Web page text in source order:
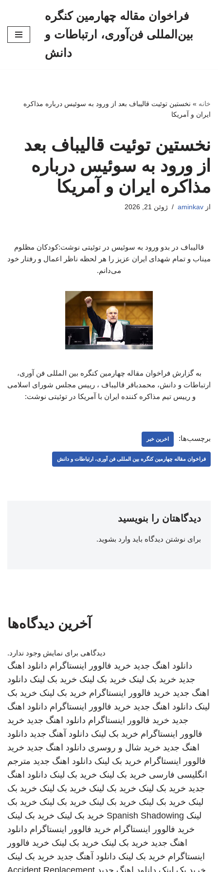
فراخوان مقاله چهارمین کنگره
بین‌المللی فن‌آوری، ارتباطات و
دانش
خانه » نخستین توئیت قالیباف بعد از ورود به سوئیس درباره مذاکره
ایران و آمریکا
نخستین توئیت قالیباف بعد
از ورود به سوئیس درباره
مذاکره ایران و آمریکا
از aminkav ژوئن 21, 2026
قالیباف در بدو ورود به سوئیس در توئیتی نوشت:کودکان مظلوم
میناب و تمام شهدای ایران عزیز را هر لحظه ناظر اعمال و رفتار خود
می‌دانم.
به گزارش فراخوان مقاله چهارمین کنگره بین المللی فن آوری،
ارتباطات و دانش، محمدباقر قالیباف ، رییس مجلس شورای اسلامی
و رییس تیم مذاکره کننده ایران با آمریکا در توئیتی نوشت:
برچسب‌ها: اخرین خبر
فراخوان مقاله چهارمین کنگره بین المللی فن آوری، ارتباطات و دانش
دیدگاهتان را بنویسید
برای نوشتن دیدگاه باید وارد بشوید.
آخرین دیدگاه‌ها
دیدگاهی برای نمایش وجود ندارد.
دانلود اهنگ جدید خرید فالوور اینستاگرام دانلود اهنگ
جدید خرید بک لینک خرید بک لینک خرید بک لینک دانلود
اهنگ جدید خرید فالوور اینستاگرام خرید بک لینک خرید بک
لینک دانلود اهنگ جدید خرید فالوور اینستاگرام دانلود اهنگ
جدید خرید فالوور اینستاگرام دانلود اهنگ جدید خرید
فالوور اینستاگرام خرید بک لینک دانلود آهنگ جدید دانلود
اهنگ جدید خرید شال و روسری دانلود اهنگ جدید خرید
فالوور اینستاگرام خرید بک لینک دانلود اهنگ جدید مترجم
انگلیسی فارسی خرید بک لینک خرید بک لینک دانلود اهنگ
جدید خرید بک لینک خرید بک لینک خرید بک لینک خرید بک
لینک خرید بک لینک خرید بک لینک خرید بک لینک خرید بک
لینک Spanish Shadowing خرید بک لینک خرید بک لینک
خرید فالوور اینستاگرام خرید فالوور اینستاگرام دانلود
اهنگ جدید خرید بک لینک خرید بک لینک خرید فالوور
اینستاگرام خرید بک لینک دانلود آهنگ جدید خرید بک لینک
خرید بک لینک دانلود اهنگ جدید Accident Replacement